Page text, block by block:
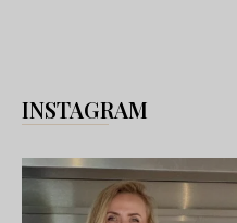
INSTAGRAM